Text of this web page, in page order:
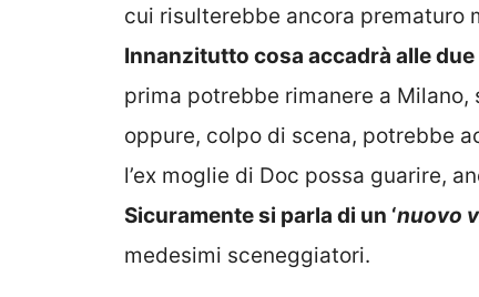
cui risulterebbe ancora prematuro
Innanzitutto cosa accadrà alle
prima potrebbe rimanere a Milano,
oppure, colpo di scena, potrebbe
l’ex moglie di Doc possa guarire,
Sicuramente si parla di un ‘nuovo
medesimi sceneggiatori.